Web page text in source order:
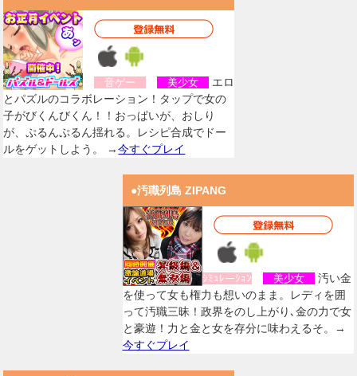
音ゲー 美少女
エロ
とパズルのコラボレーション！タップで女の
子がびくんびくん！！おっぱいが、おしり
が、ぷるんぷるん揺れる。レシピ合成でドー
ルをゲットしよう。 →今すぐプレイ
●汚職列島 ZIPANG
ｼﾐｭﾚーｼｮﾝ 美少女
汚い金
を使って女も権力も想いのまま。レディを囲
って汚職三昧！政界をのし上がり､金の力で女
と豪遊！力と金と女を存分に味わえるそ。→
今すぐプレイ